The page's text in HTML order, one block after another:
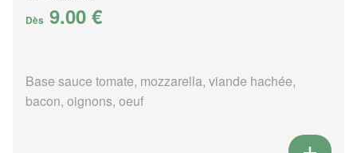
Dès 9.00 €
Base sauce tomate, mozzarella, viande hachée,
bacon, oignons, oeuf